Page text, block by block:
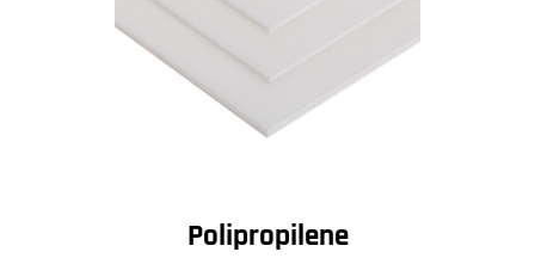
Polipropilene